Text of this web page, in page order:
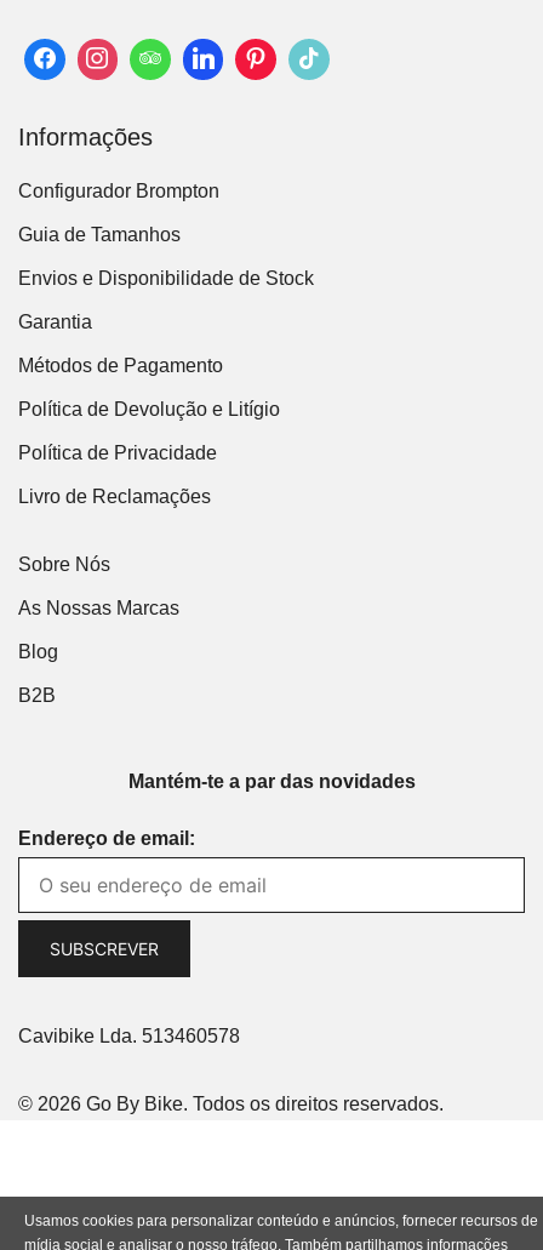
Informações
Configurador Brompton
Guia de Tamanhos
Envios e Disponibilidade de Stock
Garantia
Métodos de Pagamento
Política de Devolução e Litígio
Política de Privacidade
Livro de Reclamações
Sobre Nós
As Nossas Marcas
Blog
B2B
Mantém-te a par das novidades
Endereço de email:
Cavibike Lda. 513460578
© 2026 Go By Bike. Todos os direitos reservados.
Usamos cookies para personalizar conteúdo e anúncios, fornecer recursos de
mídia social e analisar o nosso tráfego. Também partilhamos informações